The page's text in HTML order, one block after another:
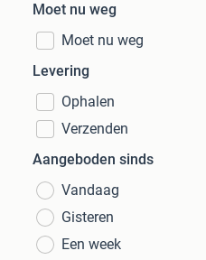
Moet nu weg
Moet nu weg
Levering
Ophalen
Verzenden
Aangeboden sinds
Vandaag
Gisteren
Een week